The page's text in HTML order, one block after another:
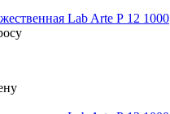
Lab Arte Р 12 1000